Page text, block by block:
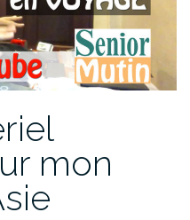
mon